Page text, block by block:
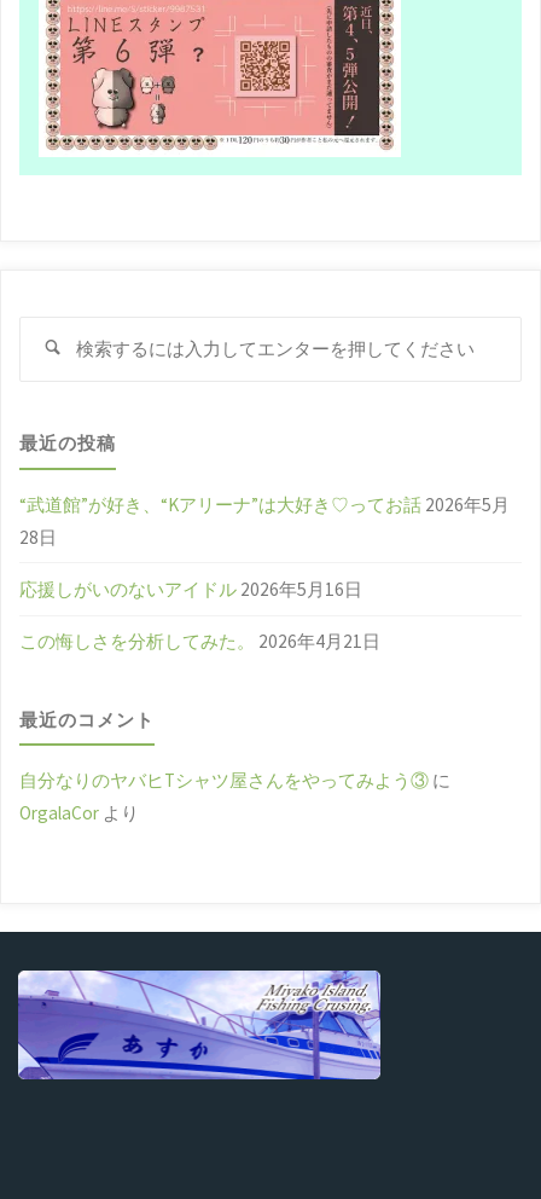
検
最近の投稿
“武道館”が好き、“Kアリーナ”は大好き♡ってお話 2026年5月
28日
応援しがいのないアイドル 2026年5月16日
この悔しさを分析してみた。 2026年4月21日
最近のコメント
自分なりのヤバヒTシャツ屋さんをやってみよう③ に
OrgalaCor より